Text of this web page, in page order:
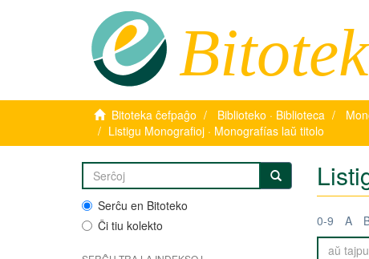
Bitoteka ĉefpaĝo Biblioteko · Biblioteca
Listigu Monografioj · Monografías laŭ titolo
Serĉu en Bitoteko
Ĉi tiu kolekto
0-9 A